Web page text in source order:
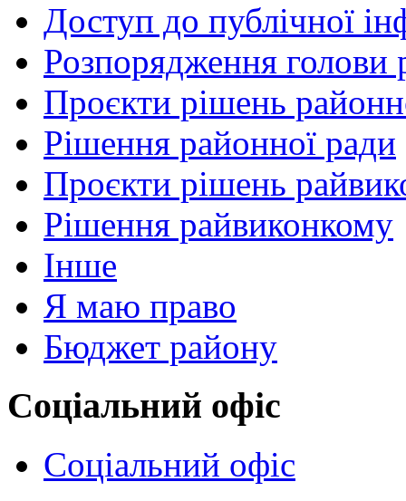
Доступ до публічної
Розпорядження голови
Проєкти рішень
Рішення районної ради
Проєкти рішень
Рішення райвиконкому
Інше
Я маю право
Бюджет району
Соціальний офіс
Соціальний офіс